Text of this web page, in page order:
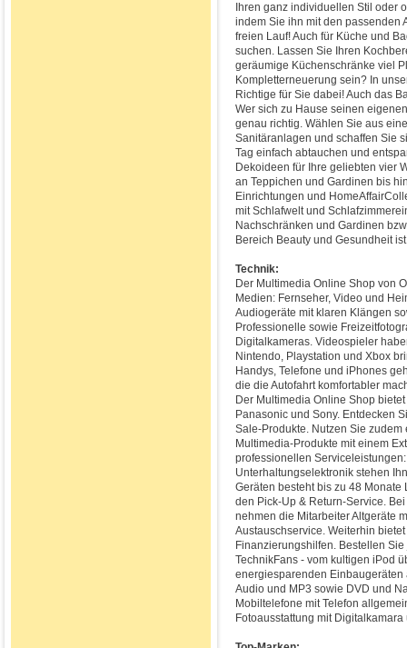
Ihren ganz individuellen Stil oder
indem Sie ihn mit den passenden
freien Lauf! Auch für Küche und
suchen. Lassen Sie Ihren
geräumige Küchenschränke viel
Kompletterneuerung sein? In
Richtige für Sie dabei! Auch das
Wer sich zu Hause seinen
genau richtig. Wählen Sie aus
Sanitäranlagen und schaffen Sie
Tag einfach abtauchen und
Dekoideen für Ihre geliebten vier
an Teppichen und Gardinen bis
Einrichtungen und
mit Schlafwelt und
Nachschränken und Gardinen
Bereich Beauty und Gesundheit
Technik:
Der Multimedia Online Shop von
Medien: Fernseher, Video und
Audiogeräte mit klaren Klängen
Professionelle sowie
Digitalkameras. Videospieler
Nintendo, Playstation und Xbox
Handys, Telefone und iPhones
die die Autofahrt komfortabler
Der Multimedia Online Shop
Panasonic und Sony. Entdecken
Sale-Produkte. Nutzen Sie
Multimedia-Produkte mit einem
professionellen
Unterhaltungselektronik stehen
Geräten besteht bis zu 48
den Pick-Up & Return-Service.
nehmen die Mitarbeiter Altgeräte
Austauschservice. Weiterhin
Finanzierungshilfen. Bestellen
TechnikFans - vom kultigen iPod
energiesparenden Einbaugeräten
Audio und MP3 sowie DVD und
Mobiltelefone mit Telefon
Fotoausstattung mit